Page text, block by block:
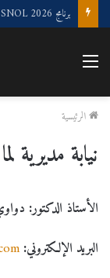
“الملتقى الوطني لعلوم
القائمة
الرئيسية
نيابة مديرية
الأستاذ الدكتور:
البريد الإلكتروني: